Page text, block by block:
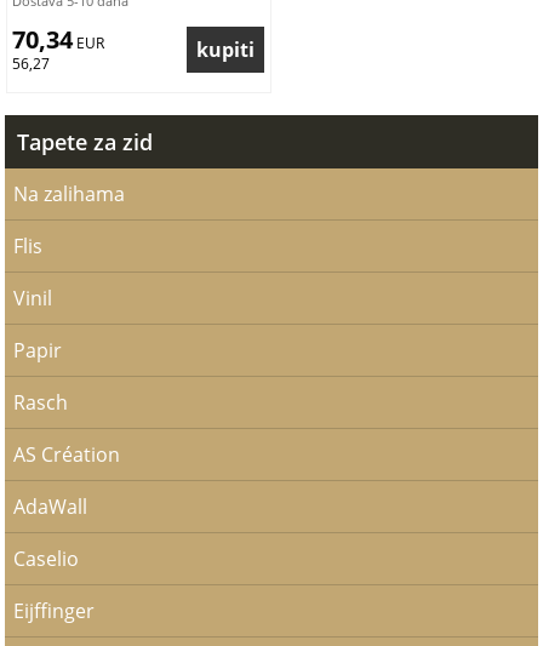
70,34 EUR
56,27
Tapete za zid
Na zalihama
Flis
Vinil
Papir
Rasch
AS Création
AdaWall
Caselio
Eijffinger